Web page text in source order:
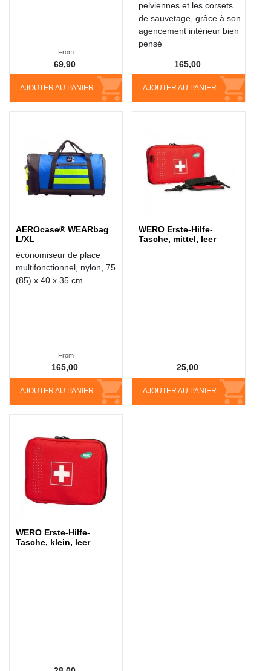
AJOUTER AU PANIER
From
69,90
pelviennes et les corsets
de sauvetage, grâce à son
agencement intérieur bien
pensé
AJOUTER AU PANIER
165,00
AEROcase® WEARbag
L/XL
économiseur de place
multifonctionnel, nylon, 75
(85) x 40 x 35 cm
AJOUTER AU PANIER
From
165,00
WERO Erste-Hilfe-
Tasche, mittel, leer
AJOUTER AU PANIER
25,00
WERO Erste-Hilfe-
Tasche, klein, leer